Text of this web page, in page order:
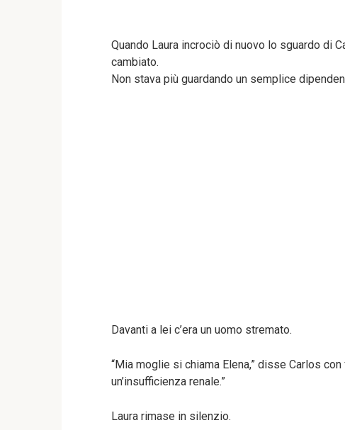
Quando Laura incrociò di nuovo lo sguardo di
cambiato.
Non stava più guardando un semplice
Davanti a lei c’era un uomo stremato.
“Mia moglie si chiama Elena,” disse Carlos
un’insufficienza renale.”
Laura rimase in silenzio.